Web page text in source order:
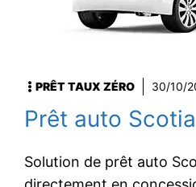
PRÊT TAUX ZÉRO 30/10/
Prêt auto Scotia
Solution de prêt auto